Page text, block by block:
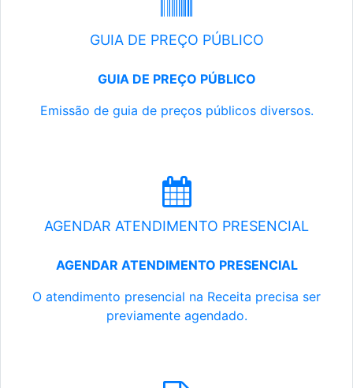
GUIA DE PREÇO PÚBLICO
GUIA DE PREÇO PÚBLICO
Emissão de guia de preços públicos diversos.
AGENDAR ATENDIMENTO PRESENCIAL
AGENDAR ATENDIMENTO PRESENCIAL
O atendimento presencial na Receita precisa ser
previamente agendado.